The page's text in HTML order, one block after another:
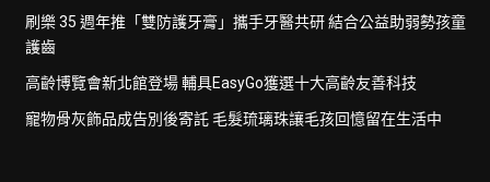
刷樂 35 週年推「雙防護牙膏」攜手牙醫共研 結合公益助弱勢孩童
護齒
高齡博覽會新北館登場 輔具EasyGo獲選十大高齡友善科技
寵物骨灰飾品成告別後寄託 毛髮琉璃珠讓毛孩回憶留在生活中